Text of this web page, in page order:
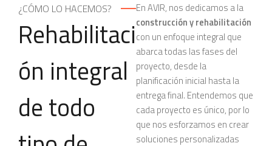
¿CÓMO LO HACEMOS?
Rehabilitaci
ón integral
de todo
En AVIR, nos dedicamos a la
construcción y rehabilitación
con un enfoque integral que
abarca todas las fases del
proyecto, desde la
planificación inicial hasta la
entrega final. Entendemos que
cada proyecto es único, por lo
que nos esforzamos en crear
soluciones personalizadas